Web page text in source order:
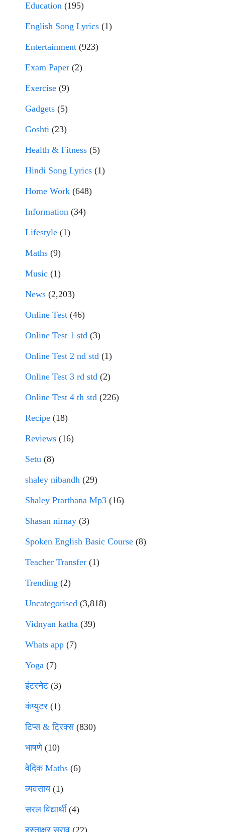
Education (195)
English Song Lyrics (1)
Entertainment (923)
Exam Paper (2)
Exercise (9)
Gadgets (5)
Goshti (23)
Health & Fitness (5)
Hindi Song Lyrics (1)
Home Work (648)
Information (34)
Lifestyle (1)
Maths (9)
Music (1)
News (2,203)
Online Test (46)
Online Test 1 std (3)
Online Test 2 nd std (1)
Online Test 3 rd std (2)
Online Test 4 th std (226)
Recipe (18)
Reviews (16)
Setu (8)
shaley nibandh (29)
Shaley Prarthana Mp3 (16)
Shasan nirnay (3)
Spoken English Basic Course (8)
Teacher Transfer (1)
Trending (2)
Uncategorised (3,818)
Vidnyan katha (39)
Whats app (7)
Yoga (7)
इंटरनेट(3)
कंप्युटर (1)
टिप्स & ट्रिक्स(830)
भाषणे(10)
वेदिक Maths (6)
व्यवसाय(1)
सरल विद्यार्थी(4)